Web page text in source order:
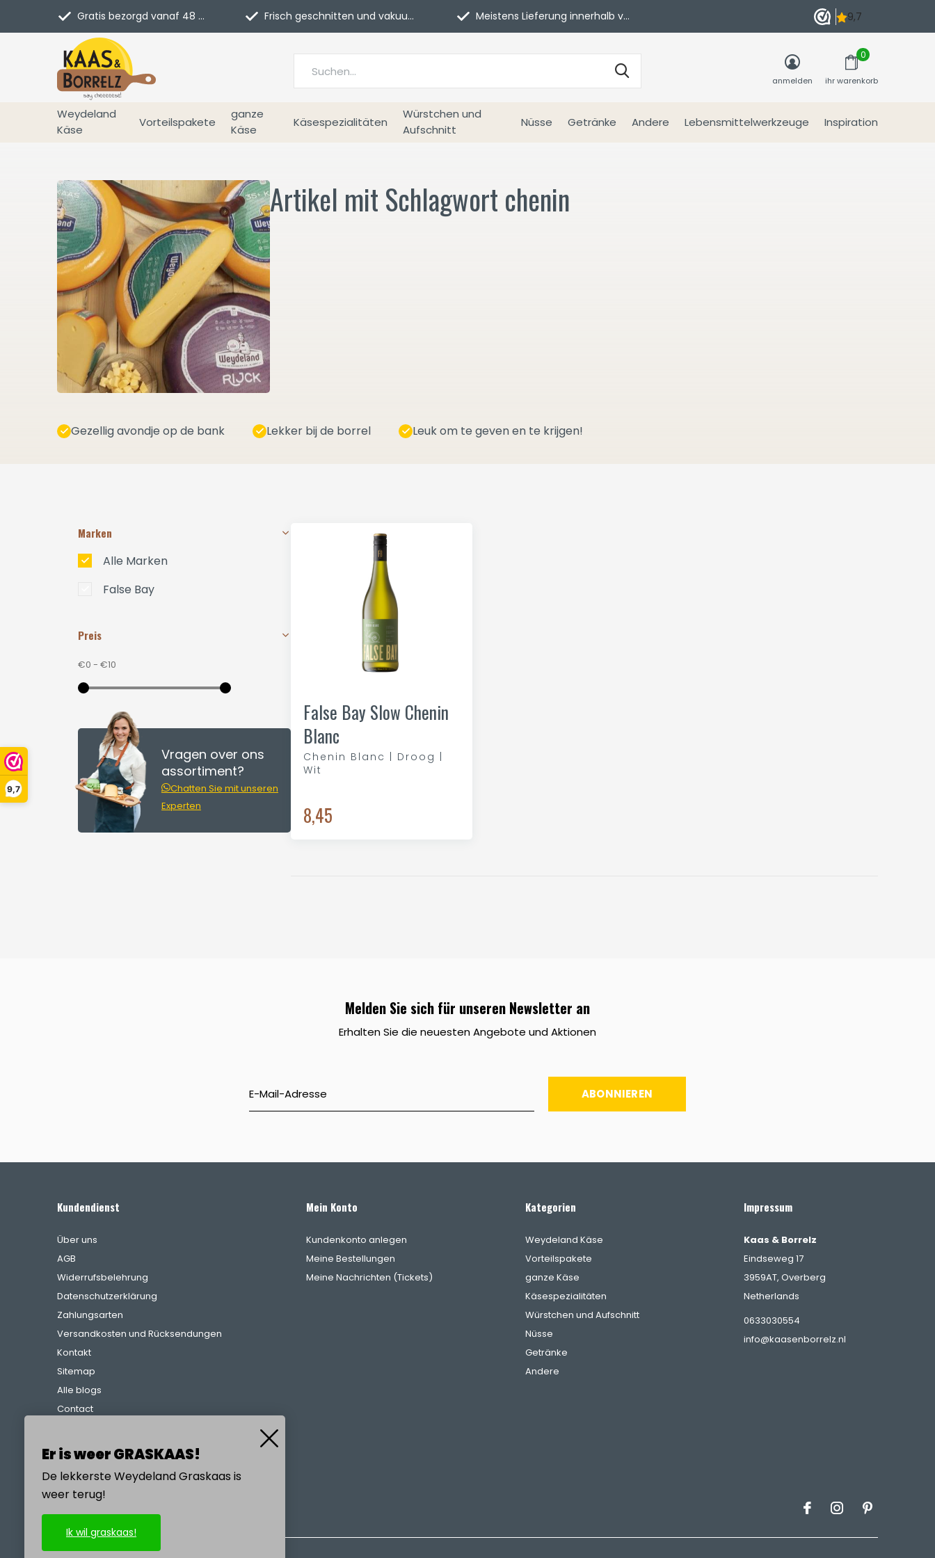
9,7
Weydeland
Käse
Vorteilspakete
ganze
Käse
Käsespezialitäten
Würstchen und
Aufschnitt
Nüsse Getränke Andere Lebensmittelwerkzeuge Inspiration
anmelden ihr warenkorb
0
Gratis bezorgd vanaf 48 euro in NL Frisch geschnitten und vakuumverpackt. Meistens Lieferung innerhalb von 3 Tagen
Artikel mit Schlagwort chenin
Gezellig avondje op de bank Lekker bij de borrel Leuk om te geven en te krijgen!
False Bay Slow Chenin
Blanc
Chenin Blanc | Droog |
Wit
8,45
Marken
Alle Marken
False Bay
Preis
€0 - €10
Vragen over ons
assortiment?
Chatten Sie mit unseren
Experten
Melden Sie sich für unseren Newsletter an
Erhalten Sie die neuesten Angebote und Aktionen
ABONNIEREN
Kundendienst
Über uns
AGB
Widerrufsbelehrung
Datenschutzerklärung
Zahlungsarten
Versandkosten und Rücksendungen
Kontakt
Sitemap
Alle blogs
Contact
Referenzen
Mein Konto
Kundenkonto anlegen
Meine Bestellungen
Meine Nachrichten (Tickets)
Kategorien
Weydeland Käse
Vorteilspakete
ganze Käse
Käsespezialitäten
Würstchen und Aufschnitt
Nüsse
Getränke
Andere
Impressum
Kaas & Borrelz
Eindseweg 17
3959AT, Overberg
Netherlands
0633030554
info@kaasenborrelz.nl
Er is weer GRASKAAS!
De lekkerste Weydeland Graskaas is
weer terug!
Ik wil graskaas!